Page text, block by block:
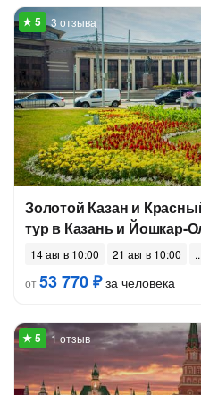
3 отзыва
Золотой Казан и
тур в Казань и Йошкар-
14 авг в 10:00
21 авг в 10:00
от53 770 ₽за человека
1 отзыв